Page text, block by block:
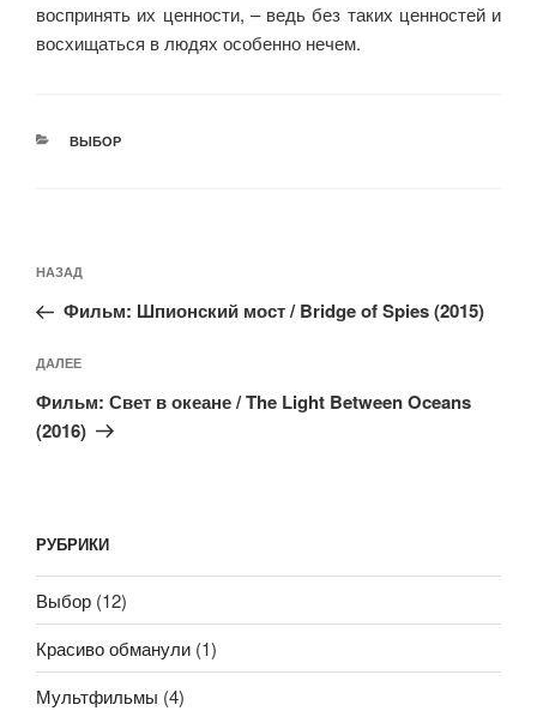
воспринять их ценности, – ведь без таких ценностей и
восхищаться в людях особенно нечем.
РУБРИКИ
ВЫБОР
по
записям
Предыдущая
запись:
НАЗАД
Фильм: Шпионский мост / Bridge of Spies (2015)
Следующая
запись
ДАЛЕЕ
Фильм: Свет в океане / The Light Between Oceans
(2016)
РУБРИКИ
Выбор (12)
Красиво обманули (1)
Мультфильмы (4)